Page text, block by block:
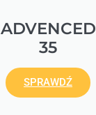
ADVENCED
35
SPRAWDŹ